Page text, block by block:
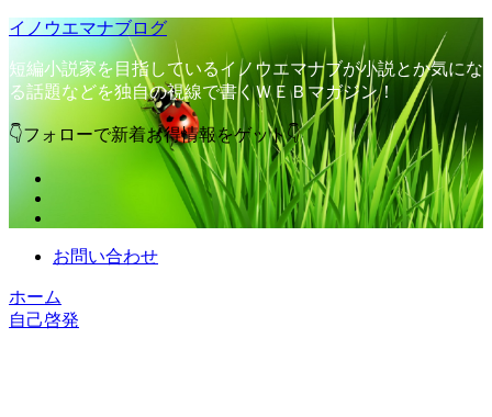
イノウエマナブログ
短編小説家を目指しているイノウエマナブが小説とか気にな
る話題などを独自の視線で書くＷＥＢマガジン！
👇フォローで新着お得情報をゲット👇
お問い合わせ
ホーム
自己啓発